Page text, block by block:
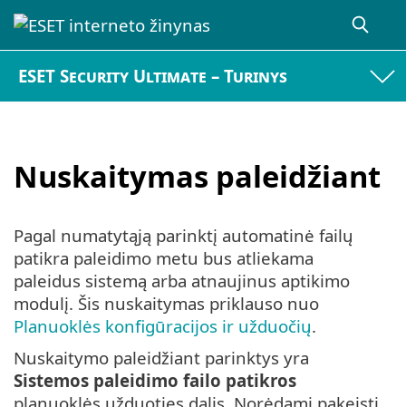
ESET Security Ultimate – Turinys
Nuskaitymas paleidžiant
Pagal numatytąją parinktį automatinė failų
patikra paleidimo metu bus atliekama
paleidus sistemą arba atnaujinus aptikimo
modulį. Šis nuskaitymas priklauso nuo
Planuoklės konfigūracijos ir užduočių.
Nuskaitymo paleidžiant parinktys yra
Sistemos paleidimo failo patikros